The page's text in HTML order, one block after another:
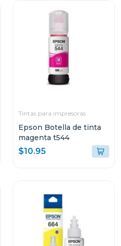
Tintas para impresoras
Epson Botella de tinta
magenta t544
$10.95